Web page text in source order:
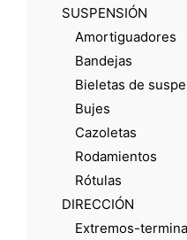
SUSPENSIÓN
Amortiguadores
Bandejas
Bieletas de
Bujes
Cazoletas
Rodamientos
Rótulas
DIRECCIÓN
Extremos-